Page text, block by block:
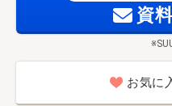
資
お気に